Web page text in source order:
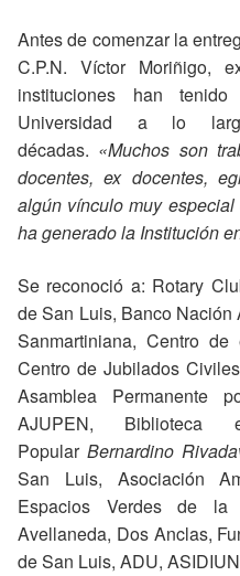
Antes de comenzar la
C.P.N. Víctor Moriñigo,
instituciones han
Universidad a lo
décadas. «Muchos son
docentes, ex docentes,
algún vínculo muy
ha generado la Institución
Se reconoció a: Rotary
de San Luis, Banco
Sanmartiniana, Centro
Centro de Jubilados
Asamblea Permanente
AJUPEN,
PopularBernardino
San Luis, Asociación
Espacios Verdes de
Avellaneda, Dos Anclas,
de San Luis, ADU,